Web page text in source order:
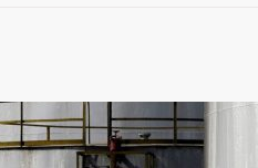
Destaque
Petrobras